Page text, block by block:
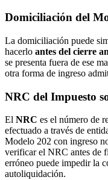
Domiciliación del
La domiciliación puede
hacerlo antes del cierre
se presenta fuera de ese
otra forma de ingreso
NRC del Impuesto
El NRC es el número de
efectuado a través de
Modelo 202 con ingreso
verificar el NRC antes de
erróneo puede impedir la
autoliquidación.